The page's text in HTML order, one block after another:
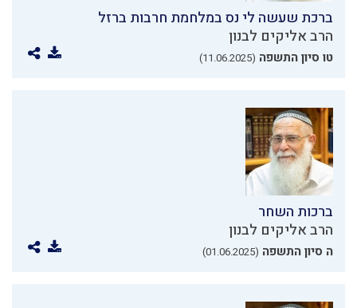
ברכת שעשה לי נס במלחמת חרבות ברזל
הרב אליקים לבנון
טו סיון התשפה (11.06.2025)
ברכות השחר
הרב אליקים לבנון
ה סיון התשפה (01.06.2025)